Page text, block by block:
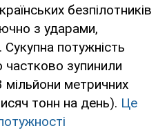
безпілотників
з ударами,
потужність
частково зупинили
метричних
тонн на день). Це